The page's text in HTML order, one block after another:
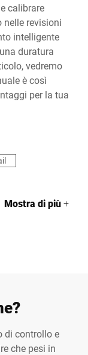
calibrare
revisioni
intelligente
duratura
vedremo
è così
per la tua
Mostra di più+
di controllo e
che pesi in